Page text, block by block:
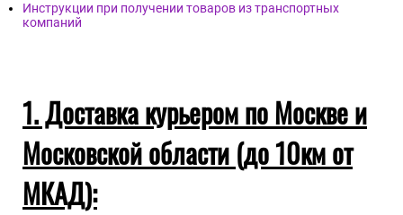
Инструкции при получении товаров из транспортных
компаний
1. Доставка курьером по Москве и
Московской области (до 10км от
МКАД):